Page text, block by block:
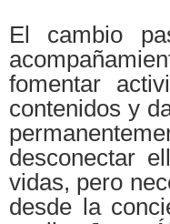
El cambio
fomentar
contenidos y
desconectar
vidas, pero
desde la